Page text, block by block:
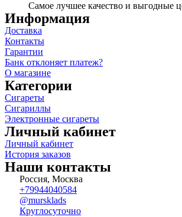
Самое лучшее качество и выгодные
Информация
Доставка
Контакты
Гарантии
Банк отклоняет платеж?
О магазине
Категории
Сигареты
Сигариллы
Электронные сигареты
Личный кабинет
Личный кабинет
История заказов
Наши контакты
Россия, Москва
+79944040584
@mursklads
Круглосуточно